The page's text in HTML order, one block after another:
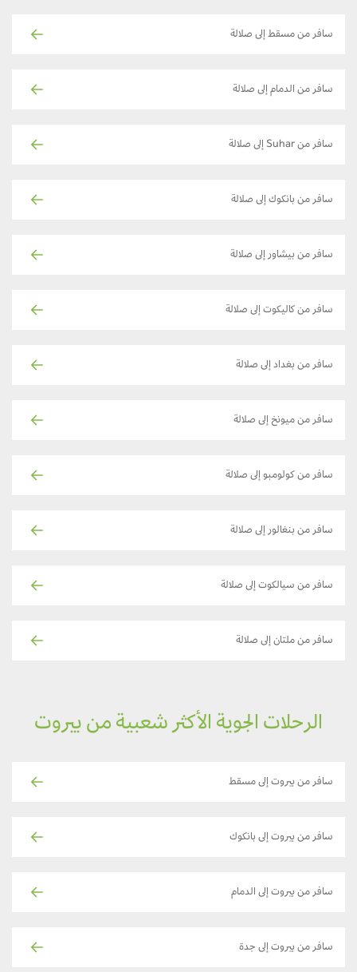
سافر من مسقط إلى صلالة
سافر من الدمام إلى صلالة
سافر من Suhar إلى صلالة
سافر من بانكوك إلى صلالة
سافر من بيشاور إلى صلالة
سافر من كاليكوت إلى صلالة
سافر من بغداد إلى صلالة
سافر من ميونخ إلى صلالة
سافر من كولومبو إلى صلالة
سافر من بنغالور إلى صلالة
سافر من سيالكوت إلى صلالة
سافر من ملتان إلى صلالة
الرحلات الجوية الأكثر شعبية من بيروت
سافر من بيروت إلى مسقط
سافر من بيروت إلى بانكوك
سافر من بيروت إلى الدمام
سافر من بيروت إلى جدة